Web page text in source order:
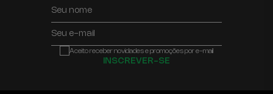
Seu nome
Seu e-mail
INSCREVER-SE
Aceito receber novidades e promoções por e-mail